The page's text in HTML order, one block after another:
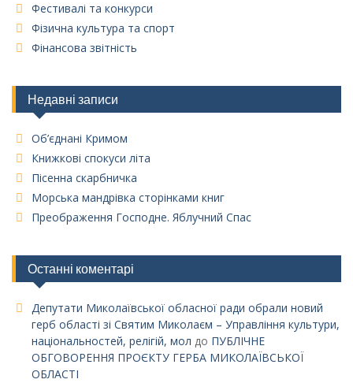
Фестивалі та конкурси
Фізична культура та спорт
Фінансова звітність
Недавні записи
Об’єднані Кримом
Книжкові спокуси літа
Пісенна скарбничка
Морська мандрівка сторінками книг
Преображення Господне. Яблучний Спас
Останні коментарі
Депутати Миколаївської обласної ради обрали новий
герб області зі Святим Миколаєм – Управління культури,
національностей, релігій, мол до ПУБЛІЧНЕ
ОБГОВОРЕННЯ ПРОЄКТУ ГЕРБА МИКОЛАЇВСЬКОЇ
ОБЛАСТІ